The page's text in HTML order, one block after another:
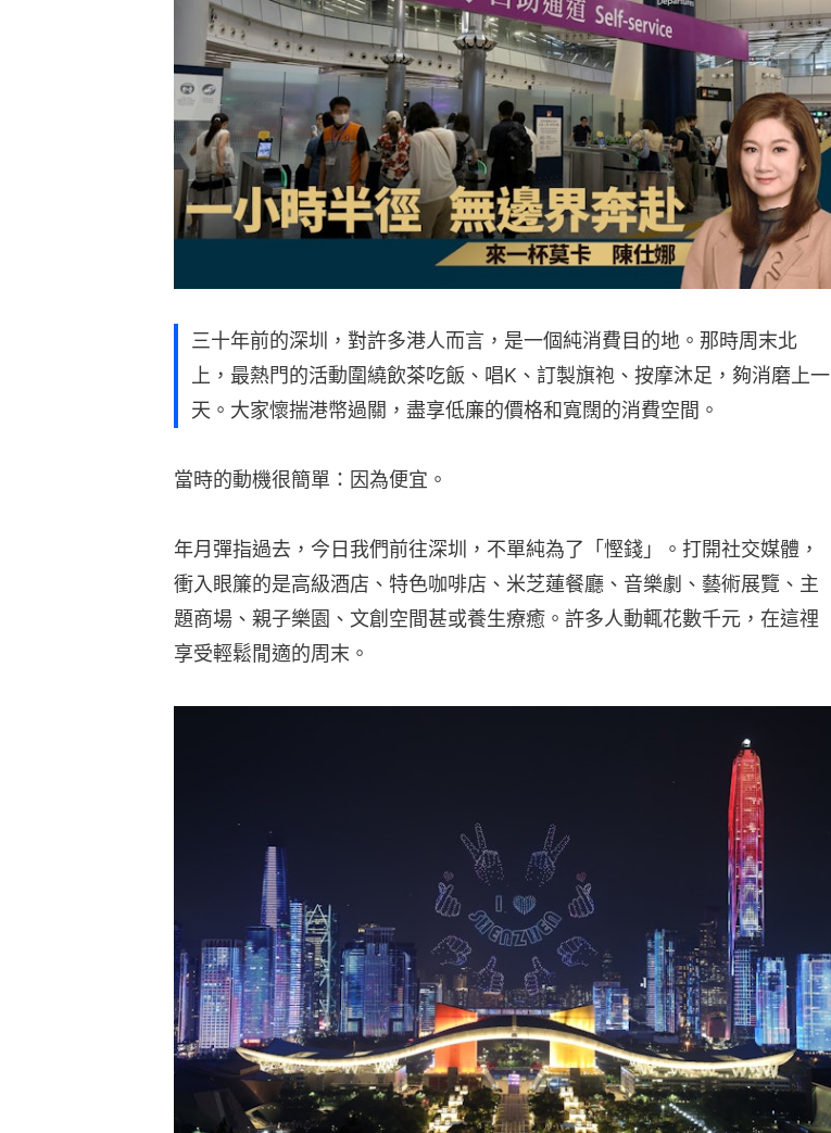
三十年前的深圳，對許多港人而言，是一個純消費目的地。那時周末北
上，最熱門的活動圍繞飲茶吃飯、唱K、訂製旗袍、按摩沐足，夠消磨上一
天。大家懷揣港幣過關，盡享低廉的價格和寬闊的消費空間。
當時的動機很簡單：因為便宜。
年月彈指過去，今日我們前往深圳，不單純為了「慳錢」。打開社交媒體，
衝入眼簾的是高級酒店、特色咖啡店、米芝蓮餐廳、音樂劇、藝術展覽、主
題商場、親子樂園、文創空間甚或養生療癒。許多人動輒花數千元，在這𥚃
享受輕鬆閒適的周末。